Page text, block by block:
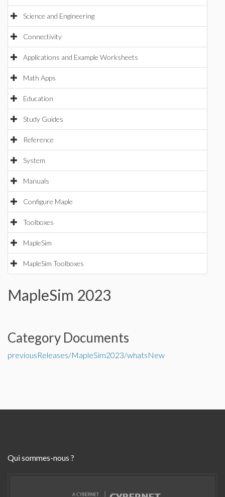
Science and Engineering
Connectivity
Applications and Example Worksheets
Math Apps
Education
Study Guides
Reference
System
Manuals
Configure Maple
Toolboxes
MapleSim
MapleSim Toolboxes
MapleSim 2023
Category Documents
previousReleases/MapleSim2023/whatsNew
Qui sommes-nous ?